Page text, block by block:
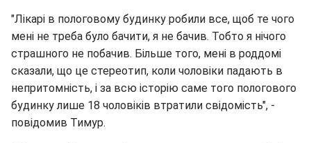
"Лікарі в пологовому будинку робили все, щоб те чого
мені не треба було бачити, я не бачив. Тобто я нічого
страшного не побачив. Більше того, мені в роддомі
сказали, що це стереотип, коли чоловіки падають в
непритомність, і за всю історію саме того пологового
будинку лише 18 чоловіків втратили свідомість", -
повідомив Тимур.